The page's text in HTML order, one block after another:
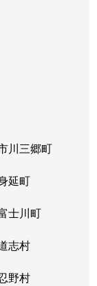
川三郷町
延町
士川町
志村
野村